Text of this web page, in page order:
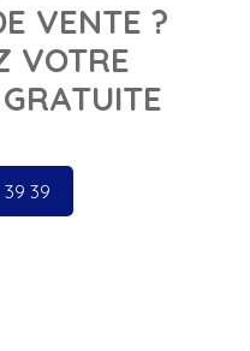
VENTE ?
VOTRE
39 39